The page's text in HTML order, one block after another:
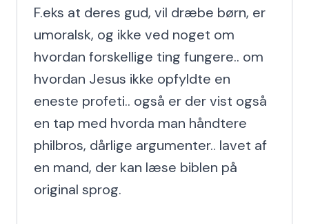
F.eks at deres gud, vil dræbe børn, er
umoralsk, og ikke ved noget om
hvordan forskellige ting fungere.. om
hvordan Jesus ikke opfyldte en
eneste profeti.. også er der vist også
en tap med hvorda man håndtere
philbros, dårlige argumenter.. lavet af
en mand, der kan læse biblen på
original sprog.